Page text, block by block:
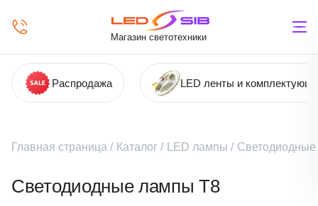
Магазин светотехники
Распродажа LED ленты и
Главная страница / Каталог / LED лампы / Светодиодные
Светодиодные лампы Т8